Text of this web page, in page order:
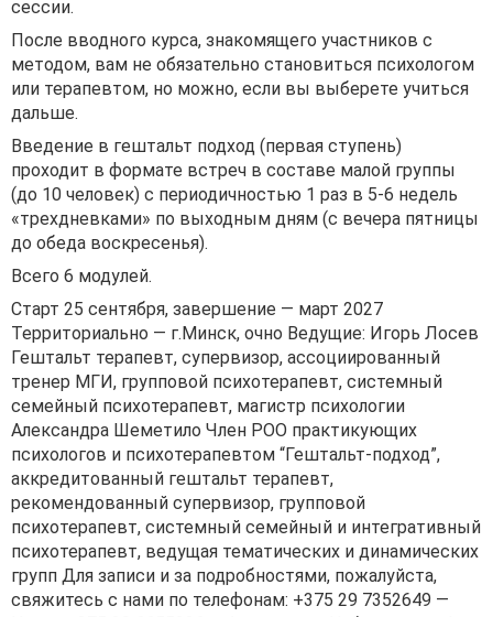
сессии.
После вводного курса, знакомящего участников с
методом, вам не обязательно становиться психологом
или терапевтом, но можно, если вы выберете учиться
дальше.
Введение в гештальт подход (первая ступень)
проходит в формате встреч в составе малой группы
(до 10 человек) с периодичностью 1 раз в 5-6 недель
«трехдневками» по выходным дням (с вечера пятницы
до обеда воскресенья).
Всего 6 модулей.
Старт 25 сентября, завершение — март 2027
Территориально — г.Минск, очно Ведущие: Игорь Лосев
Гештальт терапевт, супервизор, ассоциированный
тренер МГИ, групповой психотерапевт, системный
семейный психотерапевт, магистр психологии
Александра Шеметило Член РОО практикующих
психологов и психотерапевтом “Гештальт-подход”,
аккредитованный гештальт терапевт,
рекомендованный супервизор, групповой
психотерапевт, системный семейный и интегративный
психотерапевт, ведущая тематических и динамических
групп Для записи и за подробностями, пожалуйста,
свяжитесь с нами по телефонам: +375 29 7352649 —